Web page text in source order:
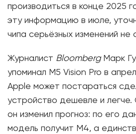
производиться в конце 2025
эту информацию в июле,
чипа серьёзных изменений не
Журналист BloombergМарк
упоминал M5 Vision Pro в
Apple может постараться
устройство дешевле и
он изменил прогноз: по его
модель получит M4, а